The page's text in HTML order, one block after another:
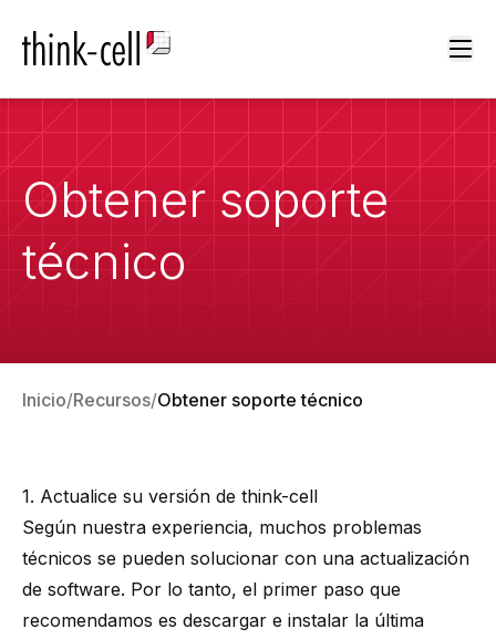
Obtener soporte
técnico
Inicio Recursos Obtener soporte técnico
1. Actualice su versión de think-cell
Según nuestra experiencia, muchos problemas
técnicos se pueden solucionar con una actualización
de software. Por lo tanto, el primer paso que
recomendamos es descargar e instalar la última